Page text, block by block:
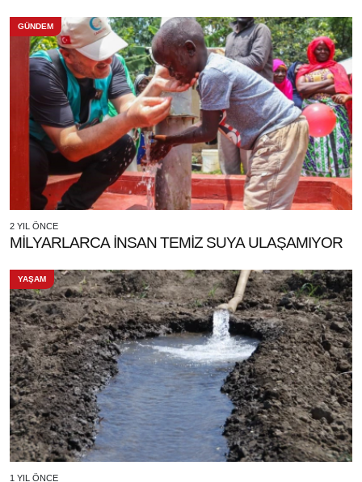
GÜNDEM
2 YIL ÖNCE
MİLYARLARCA İNSAN TEMİZ SUYA ULAŞAMIYOR
YAŞAM
1 YIL ÖNCE